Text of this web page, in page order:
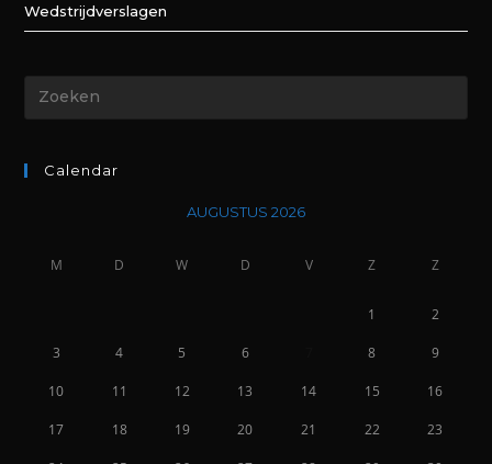
Wedstrijdverslagen
Calendar
AUGUSTUS 2026
M D W D V Z Z
1 2
3 4 5 6 8 9
10 11 12 13 14 15 16
17 18 19 20 21 22 23